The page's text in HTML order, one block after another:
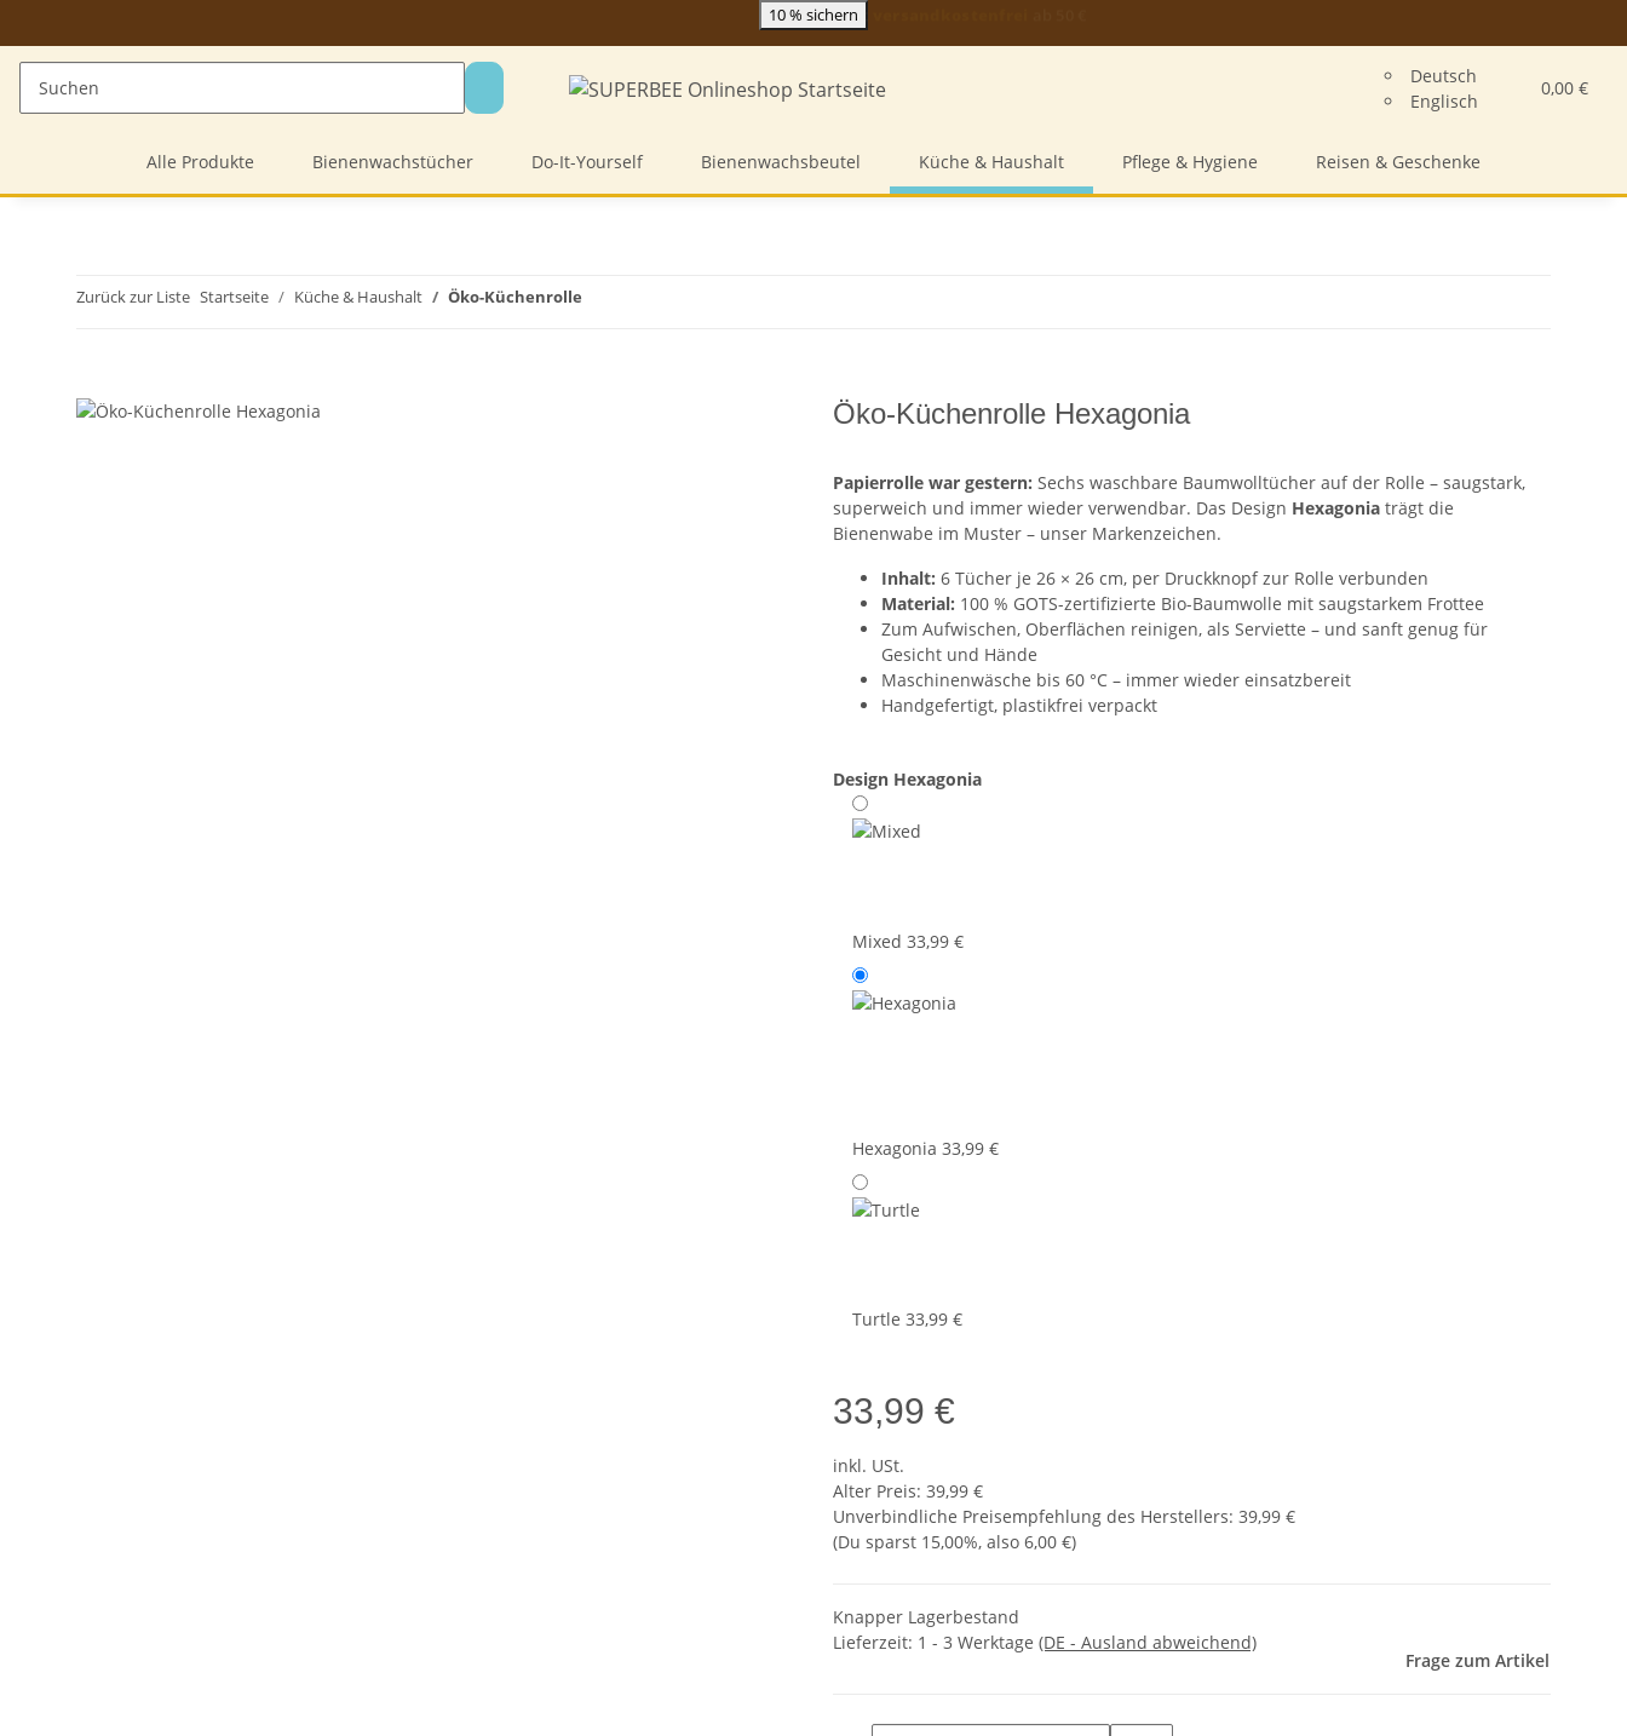
Handarbeit einer
10 % sichern
Deutsch
Englisch
0,00 €
Alle Produkte Bienenwachstücher Do-It-Yourself Bienenwachsbeutel Küche & Haushalt Pflege & Hygiene Reisen & Geschenke
Zurück zur Liste Startseite Küche & Haushalt Öko-Küchenrolle
Öko-Küchenrolle Hexagonia
Papierrolle war gestern: Sechs waschbare Baumwolltücher auf der Rolle – saugstark,
superweich und immer wieder verwendbar. Das Design Hexagonia trägt die
Bienenwabe im Muster – unser Markenzeichen.
Inhalt: 6 Tücher je 26 × 26 cm, per Druckknopf zur Rolle verbunden
Material: 100 % GOTS-zertifizierte Bio-Baumwolle mit saugstarkem Frottee
Zum Aufwischen, Oberflächen reinigen, als Serviette – und sanft genug für
Gesicht und Hände
Maschinenwäsche bis 60 °C – immer wieder einsatzbereit
Handgefertigt, plastikfrei verpackt
Design Hexagonia
Mixed 33,99 €
Hexagonia 33,99 €
Turtle 33,99 €
33,99 €
inkl. USt.
Alter Preis: 39,99 €
Unverbindliche Preisempfehlung des Herstellers: 39,99 €
(Du sparst 15,00%, also 6,00 €)
Knapper Lagerbestand
Lieferzeit: 1 - 3 Werktage (DE - Ausland abweichend)
Frage zum Artikel